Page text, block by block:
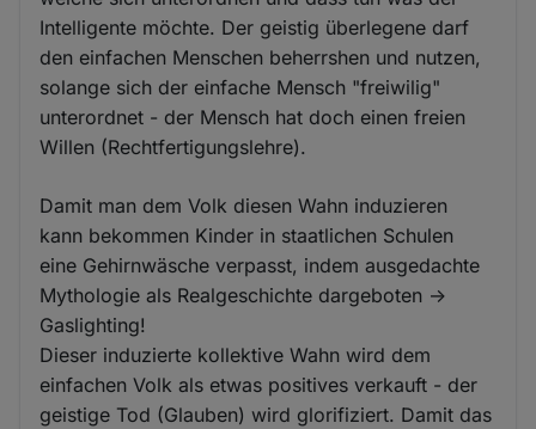
Intelligente möchte. Der geistig überlegene darf
den einfachen Menschen beherrshen und nutzen,
solange sich der einfache Mensch "freiwilig"
unterordnet - der Mensch hat doch einen freien
Willen (Rechtfertigungslehre).
Damit man dem Volk diesen Wahn induzieren
kann bekommen Kinder in staatlichen Schulen
eine Gehirnwäsche verpasst, indem ausgedachte
Mythologie als Realgeschichte dargeboten ->
Gaslighting!
Dieser induzierte kollektive Wahn wird dem
einfachen Volk als etwas positives verkauft - der
geistige Tod (Glauben) wird glorifiziert. Damit das